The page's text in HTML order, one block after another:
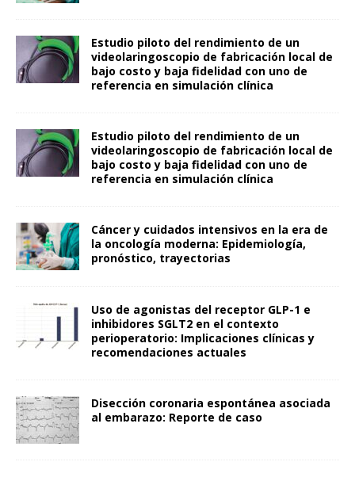
Estudio piloto del rendimiento de un
videolaringoscopio de fabricación local de
bajo costo y baja fidelidad con uno de
referencia en simulación clínica
Estudio piloto del rendimiento de un
videolaringoscopio de fabricación local de
bajo costo y baja fidelidad con uno de
referencia en simulación clínica
Cáncer y cuidados intensivos en la era de
la oncología moderna: Epidemiología,
pronóstico, trayectorias
Uso de agonistas del receptor GLP-1 e
inhibidores SGLT2 en el contexto
perioperatorio: Implicaciones clínicas y
recomendaciones actuales
Disección coronaria espontánea asociada
al embarazo: Reporte de caso